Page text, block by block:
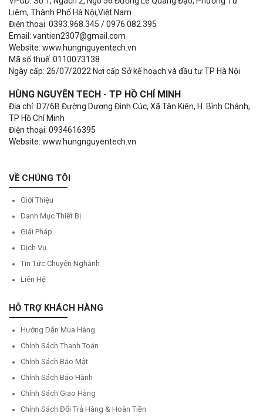
Liêm, Thành Phố Hà Nội,Việt Nam
Điện thoại: 0393.968.345 / 0976.082.395
Email: vantien2307@gmail.com
Website: www.hungnguyentech.vn
Mã số thuế: 0110073138
Ngày cấp: 26/07/2022 Nơi cấp Sở kế hoạch và đầu tư TP Hà Nội
HÙNG NGUYÊN TECH - TP HỒ CHÍ MINH
Địa chỉ: D7/6B Đường Dương Đình Cúc, Xã Tân Kiên, H. Bình Chánh,
TP Hồ Chí Minh
Điện thoại: 0934616395
Website: www.hungnguyentech.vn
VỀ CHÚNG TÔI
Giới Thiệu
Danh Mục Thiết Bị
Giải Pháp
Dịch Vụ
Tin Tức Chuyên Nghành
Liên Hệ
HỖ TRỢ KHÁCH HÀNG
Hướng Dẫn Mua Hàng
Chính Sách Thanh Toán
Chính Sách Bảo Mật
Chính Sách Bảo Hành
Chính Sách Giao Hàng
Chính Sách Đổi Trả Hàng & Hoàn Tiền